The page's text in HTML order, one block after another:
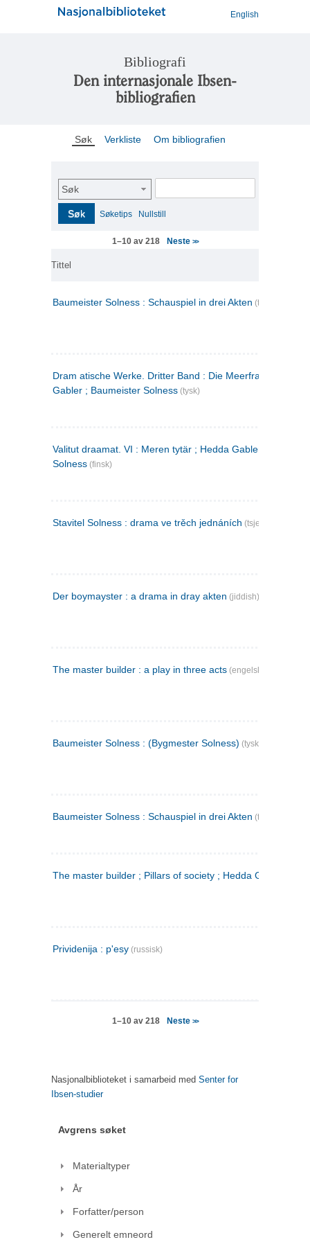
English
Bibliografi
Den internasjonale Ibsen-
bibliografien
Søk Verkliste Om bibliografien
Søk
Søk Søketips Nullstill
1–10 av 218 Neste >>
Tittel
Baumeister Solness : Schauspiel in drei Akten (tysk)
Dram atische Werke. Dritter Band : Die Meerfrau ; Hedda
Gabler ; Baumeister Solness (tysk)
Valitut draamat. VI : Meren tytär ; Hedda Gabler ;
Solness (finsk)
Stavitel Solness : drama ve trěch jednáních (tsjekkisk)
Der boymayster : a drama in dray akten (jiddish)
The master builder : a play in three acts (engelsk)
Baumeister Solness : (Bygmester Solness) (tysk)
Baumeister Solness : Schauspiel in drei Akten (tysk)
The master builder ; Pillars of society ; Hedda Gabler
Prividenija : p'esy (russisk)
1–10 av 218 Neste >>
Nasjonalbiblioteket i samarbeid med Senter for
Ibsen-studier
Avgrens søket
Materialtyper
År
Forfatter/person
Generelt emneord